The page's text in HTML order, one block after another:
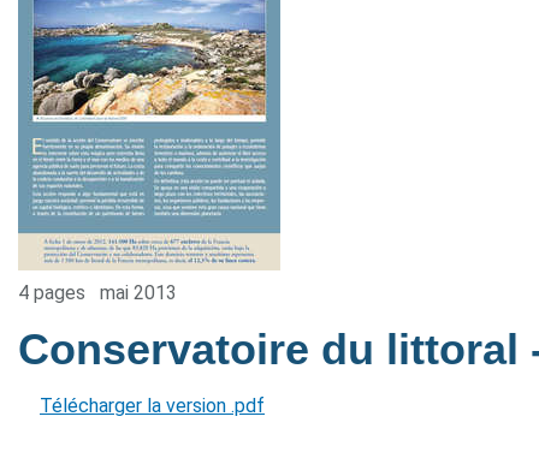
4 pages mai 2013
Conservatoire du littoral
Télécharger la version .pdf